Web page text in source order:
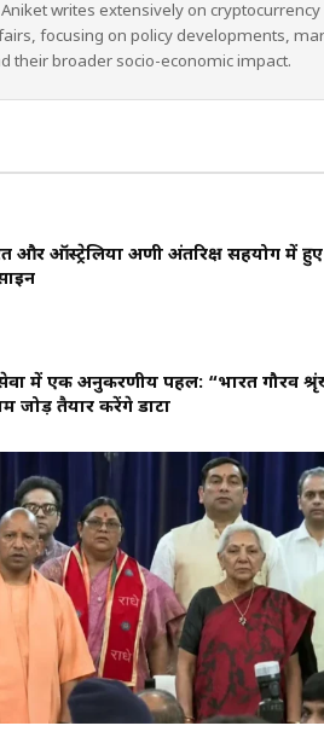
writes extensively on
focusing on policy developments,
their broader socio-economic impact.
ऑस्ट्रेलिया अग्रणी अंतरिक्ष सहयोग में हुए
सेवा में एक अनुकरणीय पहल: “भारत गौरव
जोड़ तैयार करेंगे डाटा